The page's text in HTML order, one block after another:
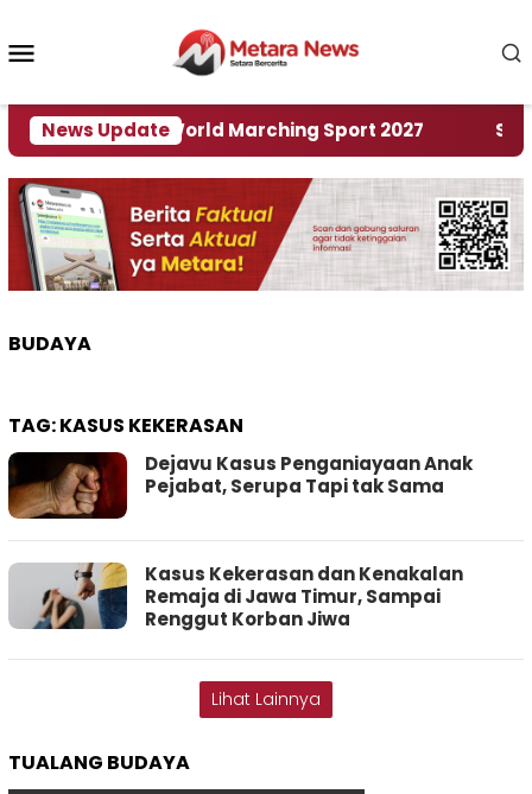
konten
News Update
Rumah World Marching Sport 2027 ‎Soal
BUDAYA
TAG:KASUS KEKERASAN
Dejavu Kasus Penganiayaan Anak
Pejabat, Serupa Tapi tak Sama
Kasus Kekerasan dan Kenakalan
Remaja di Jawa Timur, Sampai
Renggut Korban Jiwa
Lihat Lainnya
TUALANG BUDAYA